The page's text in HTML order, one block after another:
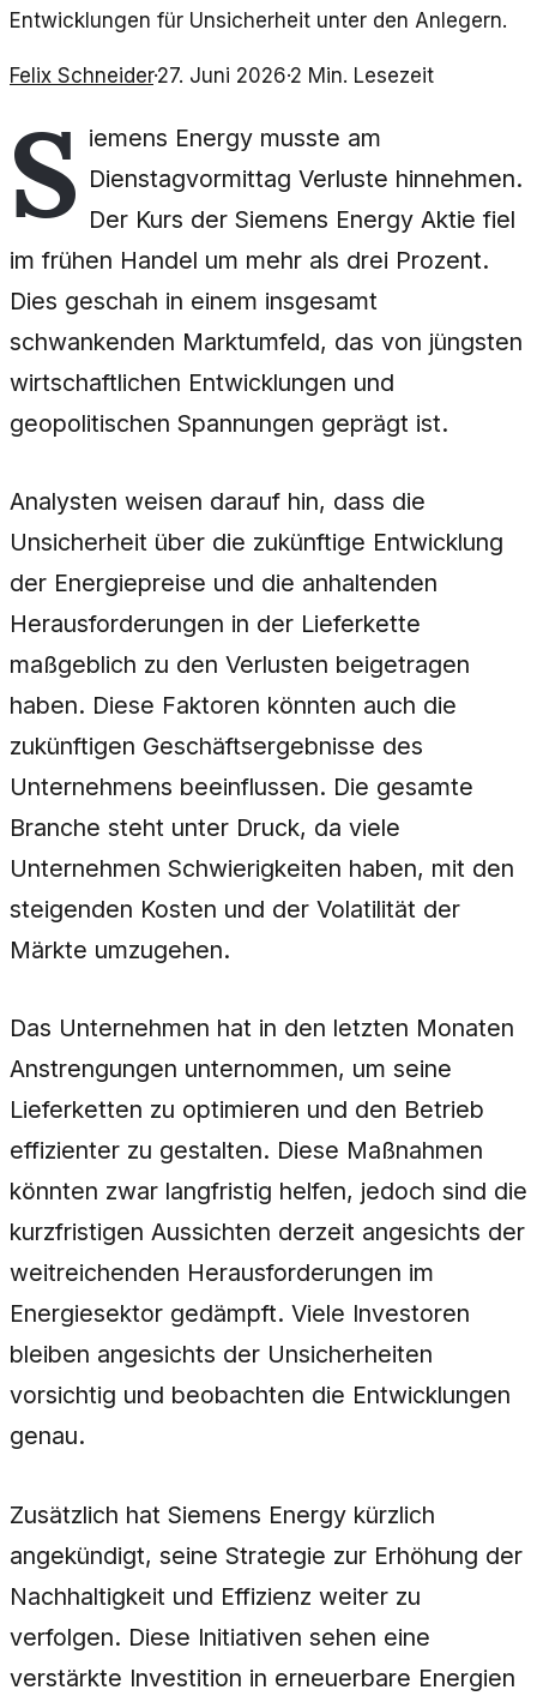
Entwicklungen für Unsicherheit unter den Anlegern.
Felix Schneider·27. Juni 2026·2 Min. Lesezeit
S iemens Energy musste am
Dienstagvormittag Verluste hinnehmen.
Der Kurs der Siemens Energy Aktie fiel
im frühen Handel um mehr als drei Prozent.
Dies geschah in einem insgesamt
schwankenden Marktumfeld, das von jüngsten
wirtschaftlichen Entwicklungen und
geopolitischen Spannungen geprägt ist.
Analysten weisen darauf hin, dass die
Unsicherheit über die zukünftige Entwicklung
der Energiepreise und die anhaltenden
Herausforderungen in der Lieferkette
maßgeblich zu den Verlusten beigetragen
haben. Diese Faktoren könnten auch die
zukünftigen Geschäftsergebnisse des
Unternehmens beeinflussen. Die gesamte
Branche steht unter Druck, da viele
Unternehmen Schwierigkeiten haben, mit den
steigenden Kosten und der Volatilität der
Märkte umzugehen.
Das Unternehmen hat in den letzten Monaten
Anstrengungen unternommen, um seine
Lieferketten zu optimieren und den Betrieb
effizienter zu gestalten. Diese Maßnahmen
könnten zwar langfristig helfen, jedoch sind die
kurzfristigen Aussichten derzeit angesichts der
weitreichenden Herausforderungen im
Energiesektor gedämpft. Viele Investoren
bleiben angesichts der Unsicherheiten
vorsichtig und beobachten die Entwicklungen
genau.
Zusätzlich hat Siemens Energy kürzlich
angekündigt, seine Strategie zur Erhöhung der
Nachhaltigkeit und Effizienz weiter zu
verfolgen. Diese Initiativen sehen eine
verstärkte Investition in erneuerbare Energien